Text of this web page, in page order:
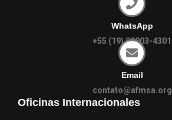
WhatsApp
+55 (19) 99903-4301
Email
contato@afmsa.org
Oficinas Internacionales